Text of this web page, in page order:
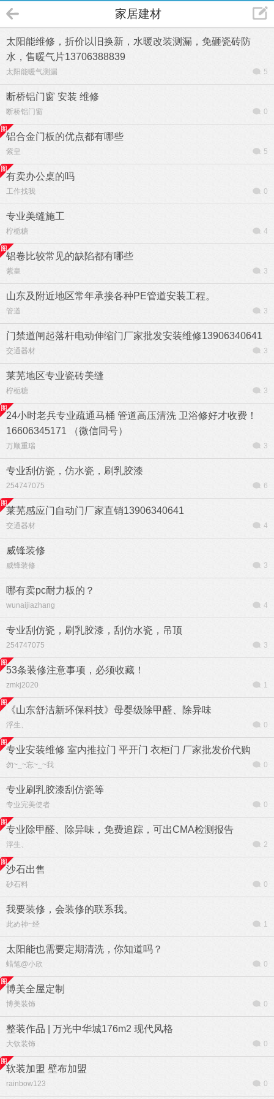
家居建材
太阳能维修，折价以旧换新，水暖改装测漏，免砸瓷砖防
水，售暖气片13706388839
太阳能暖气测漏 5
断桥铝门窗 安装 维修
断桥铝门窗 0
铝合金门板的优点都有哪些
紫皇 5
有卖办公桌的吗
工作找我 0
专业美缝施工
柠栀糖 4
铝卷比较常见的缺陷都有哪些
紫皇 3
山东及附近地区常年承接各种PE管道安装工程。
管道 3
门禁道闸起落杆电动伸缩门厂家批发安装维修13906340641
交通器材 3
莱芜地区专业瓷砖美缝
柠栀糖 3
24小时老兵专业疏通马桶 管道高压清洗 卫浴修好才收费！
16606345171 （微信同号）
万顺重瑞 3
专业刮仿瓷，仿水瓷，刷乳胶漆
254747075 6
莱芜感应门自动门厂家直销13906340641
交通器材 4
威锋装修
威锋装修 3
哪有卖pc耐力板的？
wunaijiazhang 4
专业刮仿瓷，刷乳胶漆，刮仿水瓷，吊顶
254747075 3
53条装修注意事项，必须收藏！
zmkj2020 1
《山东舒洁新环保科技》母婴级除甲醛、除异味
浮生、 0
专业安装维修 室内推拉门 平开门 衣柜门 厂家批发价代购
勿~_~忘~_~我 0
专业刷乳胶漆刮仿瓷等
专业完美使者 0
专业除甲醛、除异味，免费追踪，可出CMA检测报告
浮生、 2
沙石出售
砂石料 0
我要装修，会装修的联系我。
此め神~经 1
太阳能也需要定期清洗，你知道吗？
蜡笔@小欣 0
博美全屋定制
博美装饰 0
整装作品 | 万光中华城176m2 现代风格
大钦装饰 0
软装加盟 壁布加盟
rainbow123 0